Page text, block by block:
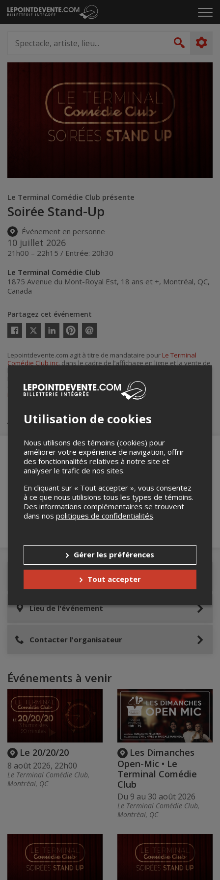
Passer
au
le
artiste,
lieu...
Le Terminal Comédie Club présente
Soirée Stand-Up
Événement en personne
10 juillet 2026
21h00 – 22h15 / Entrée: 20h30
Le Terminal Comédie Club
1875 Avenue du Mont-Royal Est, 18 ans et +, Montréal, QC,
Canada
Partagez cet événement
Twitter
courriel
Lepointdevente.com agit à titre de mandataire pour Le Terminal
Comédie Club inc. dans le cadre de l’affichage en ligne et la vente de
contacter l’organisateur de l’événement,Le Terminal Comédie Club
, àinfo@leterminalcomedieclub.comou au+1 438-888-3364
Achat de billets
Merci de confirmer que vous n'êtes pas un
robot ci-bas.
Détails de l'événement
Lieu de l'événement
Contacter l'organisateur
Événements à venir
Le 20/20/20
8 août 2026, 22h00
Le Terminal Comédie Club,
Montréal, QC
Les Dimanches
Open-Mic • Le
Terminal Comédie
Club
Du 9 au 30 août 2026
Le Terminal Comédie Club,
Montréal, QC
Utilisation de cookies
Nous utilisons des témoins (cookies) pour
améliorer votre expérience de navigation, offrir
des fonctionnalités relatives à notre site et
analyser le trafic de nos sites.
En cliquant sur « Tout accepter », vous consentez
à ce que nous utilisions tous les types de témoins.
Des informations complémentaires se trouvent
dans nos politiques de confidentialités.
Gérer les préférences
Tout accepter